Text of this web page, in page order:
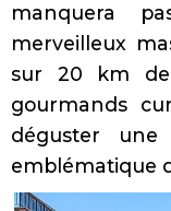
manquera
merveilleux
sur 20 km de
gourmands
déguster une
emblématique